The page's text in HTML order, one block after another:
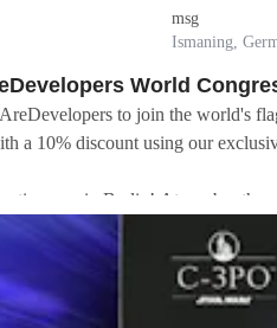
msg
Ismaning,
World
to join the world's
a 10% discount using our
you in Berlin! At our booth